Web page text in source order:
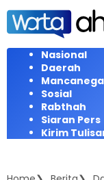
Langsung
konten
Nasional
Daerah
Sosial
Rabthah
Siaran Pers
Kirim